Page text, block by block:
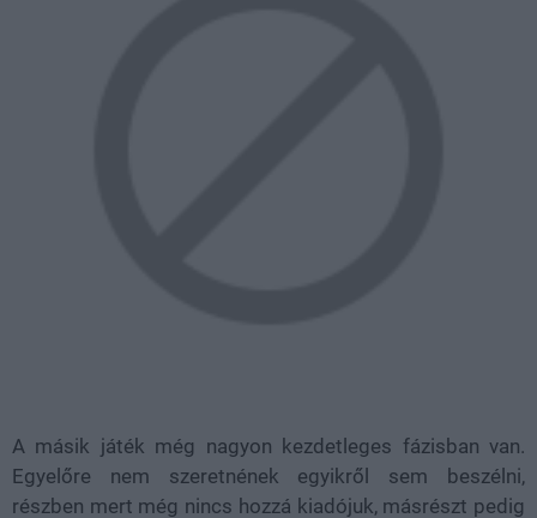
A másik játék még nagyon kezdetleges fázisban van.
Egyelőre nem szeretnének egyikről sem beszélni,
részben mert még nincs hozzá kiadójuk, másrészt pedig